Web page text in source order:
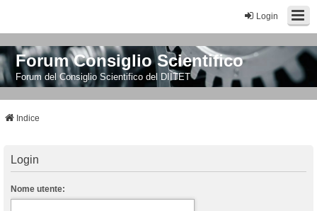
Login
Forum Consiglio Scientifico
Forum del Consiglio Scientifico del DIITET
Indice
Login
Nome utente: